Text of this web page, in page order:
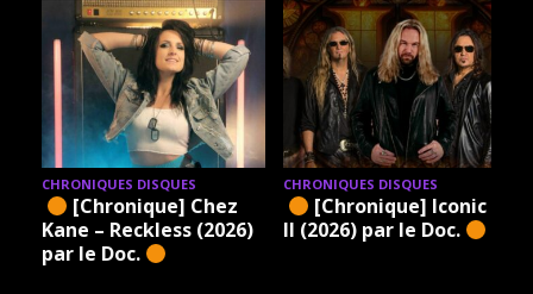
CHRONIQUES DISQUES
[Chronique] Chez
Kane – Reckless (2026)
par le Doc.
CHRONIQUES DISQUES
[Chronique] Iconic –
II (2026) par le Doc.